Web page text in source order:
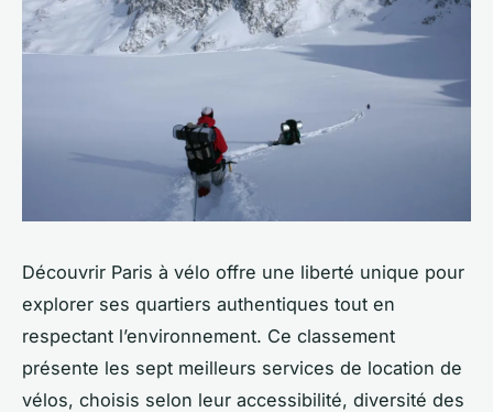
Découvrir Paris à vélo offre une liberté unique pour
explorer ses quartiers authentiques tout en
respectant l’environnement. Ce classement
présente les sept meilleurs services de location de
vélos, choisis selon leur accessibilité, diversité des